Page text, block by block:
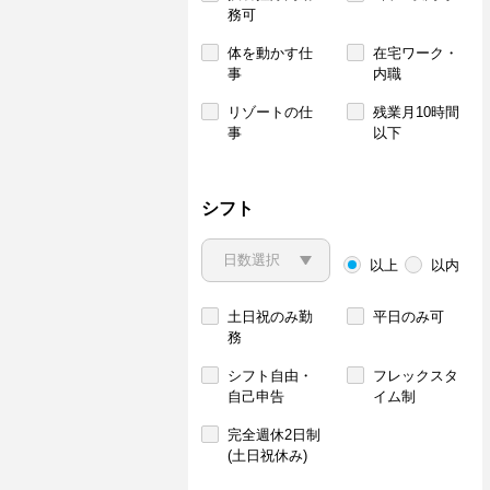
務可
体を動かす仕
事
在宅ワーク・
内職
リゾートの仕
事
残業月10時間
以下
シフト
以上 以内
土日祝のみ勤
務
平日のみ可
シフト自由・
自己申告
フレックスタ
イム制
完全週休2日制
(土日祝休み)